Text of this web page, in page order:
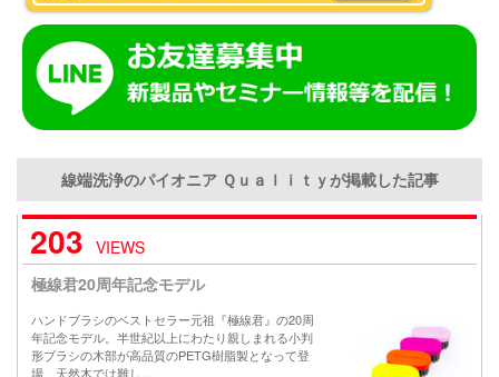
線端洗浄のパイオニア Ｑｕａｌｉｔｙが掲載した記事
203 VIEWS
極線君20周年記念モデル
ハンドブラシのベストセラー元祖『極線君』の20周
年記念モデル。半世紀以上にわたり親しまれる小判
形ブラシの木部が高品質のPETG樹脂製となって登
場。天然木では難し…